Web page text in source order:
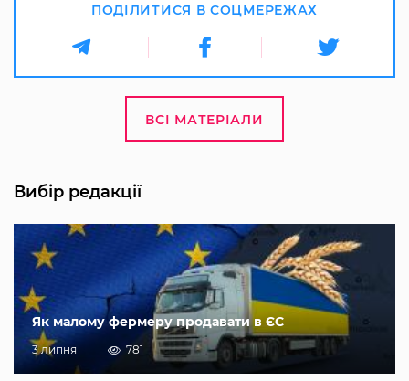
ПОДІЛИТИСЯ В СОЦМЕРЕЖАХ
ВСІ МАТЕРІАЛИ
Вибір редакції
Як малому фермеру продавати в ЄС
3 липня 781